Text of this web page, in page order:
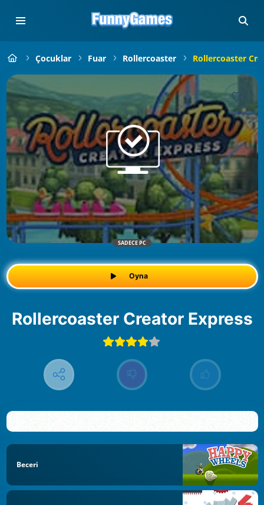
Çocuklar Fuar Rollercoaster Rollercoaster
SADECE PC
Oyna
Rollercoaster Creator Express
Beceri